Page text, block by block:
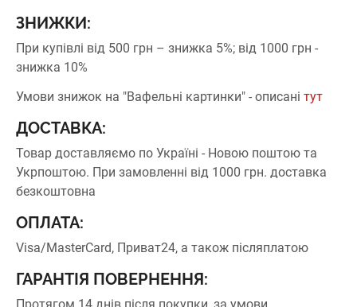
ЗНИЖКИ:
При купівлі від 500 грн – знижка 5%; від 1000 грн -
знижка 10%
Умови знижок на "Вафельні картинки" - описані тут
ДОСТАВКА:
Товар доставляємо по Україні - Новою поштою та
Укрпоштою. При замовленні від 1000 грн. доставка
безкоштовна
ОПЛАТА:
Visa/MasterCard, Приват24, а також післяплатою
ГАРАНТІЯ ПОВЕРНЕННЯ: